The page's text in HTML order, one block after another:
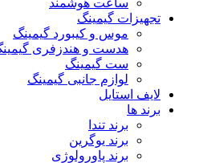
ساعت هوشمند
تجهیزات گیمینگ
موس و کیبورد گیمینگ
هدست و هندزفری
ست گیمینگ
لوازم جانبی گیمینگ
لایف استایل
برند ها
برند تندا
برند یوگرین
برند پاورولوژی